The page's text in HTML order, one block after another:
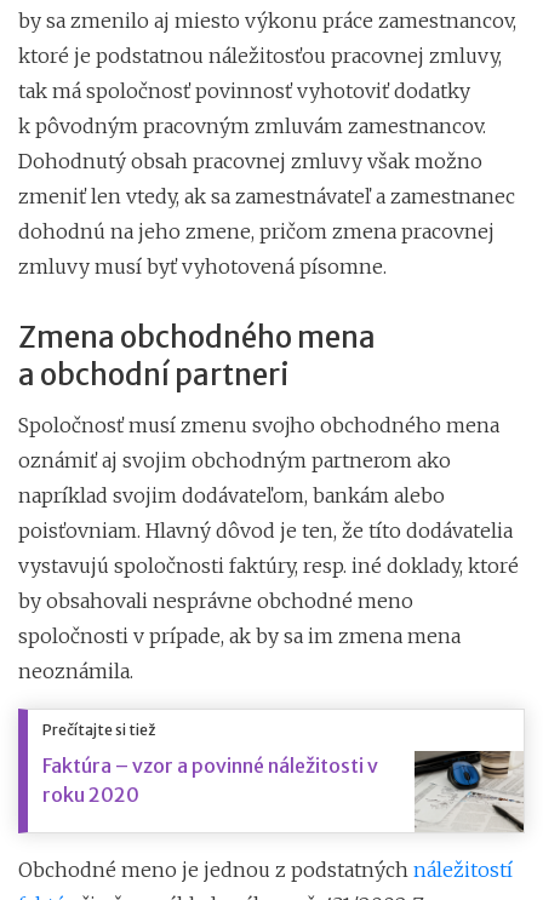
by sa zmenilo aj miesto výkonu práce zamestnancov,
ktoré je podstatnou náležitosťou pracovnej zmluvy,
tak má spoločnosť povinnosť vyhotoviť dodatky
k pôvodným pracovným zmluvám zamestnancov.
Dohodnutý obsah pracovnej zmluvy však možno
zmeniť len vtedy, ak sa zamestnávateľ a zamestnanec
dohodnú na jeho zmene, pričom zmena pracovnej
zmluvy musí byť vyhotovená písomne.
Zmena obchodného mena
a obchodní partneri
Spoločnosť musí zmenu svojho obchodného mena
oznámiť aj svojim obchodným partnerom ako
napríklad svojim dodávateľom, bankám alebo
poisťovniam. Hlavný dôvod je ten, že títo dodávatelia
vystavujú spoločnosti faktúry, resp. iné doklady, ktoré
by obsahovali nesprávne obchodné meno
spoločnosti v prípade, ak by sa im zmena mena
neoznámila.
Prečítajte si tiež
Faktúra – vzor a povinné náležitosti v
roku 2020
Obchodné meno je jednou z podstatných náležitostí